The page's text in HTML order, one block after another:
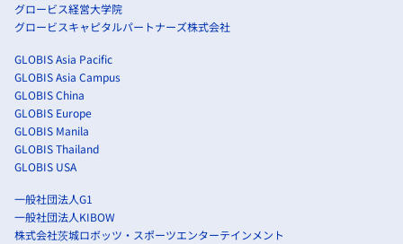
グロービス経営大学院
グロービスキャピタルパートナーズ株式会社
GLOBIS Asia Pacific
GLOBIS Asia Campus
GLOBIS China
GLOBIS Europe
GLOBIS Manila
GLOBIS Thailand
GLOBIS USA
一般社団法人G1
一般社団法人KIBOW
株式会社茨城ロボッツ・スポーツエンターテインメント